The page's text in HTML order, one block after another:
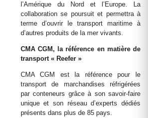
l’Amérique du Nord et l’Europe. La
collaboration se poursuit et permettra à
terme d’ouvrir le transport maritime à
d’autres produits de la mer vivants.
CMA CGM, la référence en matière de
transport « Reefer »
CMA CGM est la référence pour le
transport de marchandises réfrigérées
par conteneurs grâce à son savoir-faire
unique et son réseau d’experts dédiés
présents dans plus de 85 pays.